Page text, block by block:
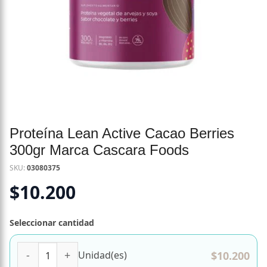
Proteína Lean Active Cacao Berries
300gr Marca Cascara Foods
SKU:03080375
$10.200
Seleccionar cantidad
Unidad(es) $10.200